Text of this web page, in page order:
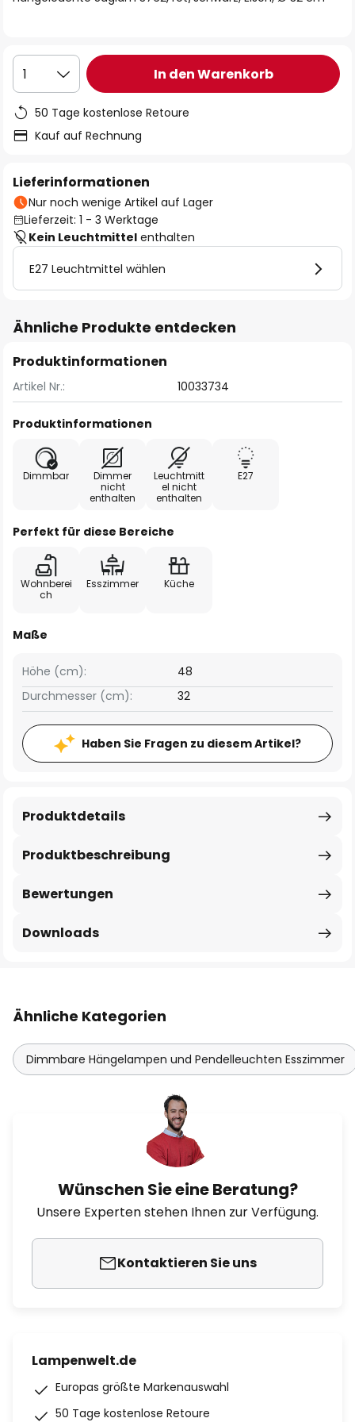
1 In den Warenkorb
50 Tage kostenlose Retoure
Kauf auf Rechnung
Lieferinformationen
Nur noch wenige Artikel auf Lager
Lieferzeit: 1 - 3 Werktage
Kein Leuchtmittel enthalten
E27 Leuchtmittel wählen
Ähnliche Produkte entdecken
Produktinformationen
Artikel Nr.: 10033734
Produktinformationen
Dimmbar
Dimmer
nicht
enthalten
Leuchtmitt
el nicht
enthalten
E27
Perfekt für diese Bereiche
Wohnberei
ch
Esszimmer Küche
Maße
Höhe (cm):
48
Durchmesser (cm):
32
Haben Sie Fragen zu diesem Artikel?
Produktbeschreibung
Produktdetails
Bewertungen
Downloads
Ähnliche Kategorien
Dimmbare Hängelampen und Pendelleuchten Esszimmer
Wünschen Sie eine Beratung?
Unsere Experten stehen Ihnen zur Verfügung.
Kontaktieren Sie uns
Lampenwelt.de
Europas größte Markenauswahl
50 Tage kostenlose Retoure